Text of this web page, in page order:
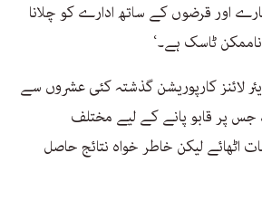
اور قرضوں کے ساتھ ادارے کو چلانا
ٹاسک ہے۔‘
لائنز کارپوریشن گذشتہ کئی عشروں سے
جس پر قابو پانے کے لیے مختلف
اٹھائے لیکن خاطر خواہ نتائج حاصل